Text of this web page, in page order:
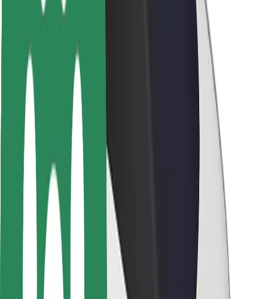
Siguranță pentru pasageri
Siguranță pe trotinete
Laboratorul de siguranță
Orașe
Locații
Soluții pentru orașe
Aeroporturi
Stații de încărcare Bolt
Serviciul de relații clienți
Pentru pasageri
Pentru șoferi
Pentru curieri
Bolt Food